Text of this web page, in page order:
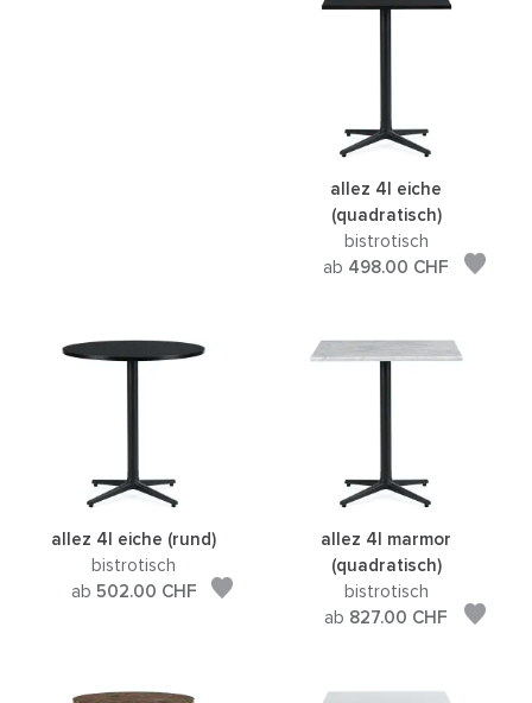
allez 4l eiche
(quadratisch)
bistrotisch
ab 498.00 CHF
allez 4l eiche (rund)
bistrotisch
ab 502.00 CHF
allez 4l marmor
(quadratisch)
bistrotisch
ab 827.00 CHF